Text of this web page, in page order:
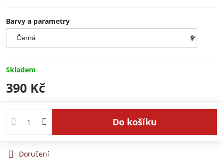
Barvy a parametry
Skladem
390 Kč
Do košíku
Doručení